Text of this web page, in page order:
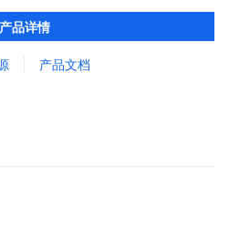
、镜像管理等功能共同构成
生态。
产品详情
产品文档